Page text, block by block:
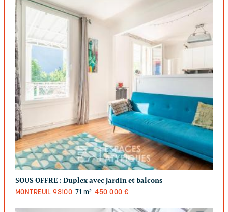
SOUS OFFRE : Duplex avec jardin et balcons
MONTREUIL 93100 71 m² 450 000 €